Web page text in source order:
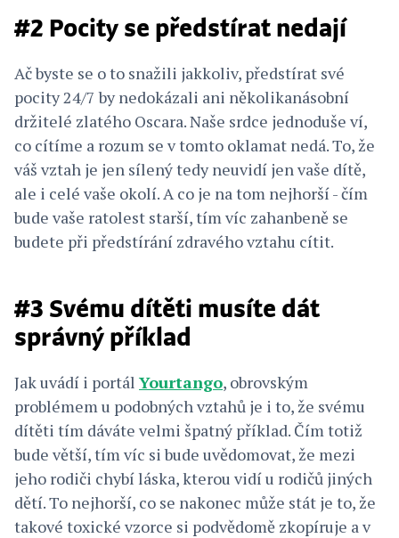
#2 Pocity se předstírat nedají
Ač byste se o to snažili jakkoliv, předstírat své
pocity 24/7 by nedokázali ani několikanásobní
držitelé zlatého Oscara. Naše srdce jednoduše ví,
co cítíme a rozum se v tomto oklamat nedá. To, že
váš vztah je jen sílený tedy neuvidí jen vaše dítě,
ale i celé vaše okolí. A co je na tom nejhorší - čím
bude vaše ratolest starší, tím víc zahanbeně se
budete při předstírání zdravého vztahu cítit.
#3 Svému dítěti musíte dát
správný příklad
Jak uvádí i portál Yourtango, obrovským
problémem u podobných vztahů je i to, že svému
dítěti tím dáváte velmi špatný příklad. Čím totiž
bude větší, tím víc si bude uvědomovat, že mezi
jeho rodiči chybí láska, kterou vidí u rodičů jiných
dětí. To nejhorší, co se nakonec může stát je to, že
takové toxické vzorce si podvědomě zkopíruje a v